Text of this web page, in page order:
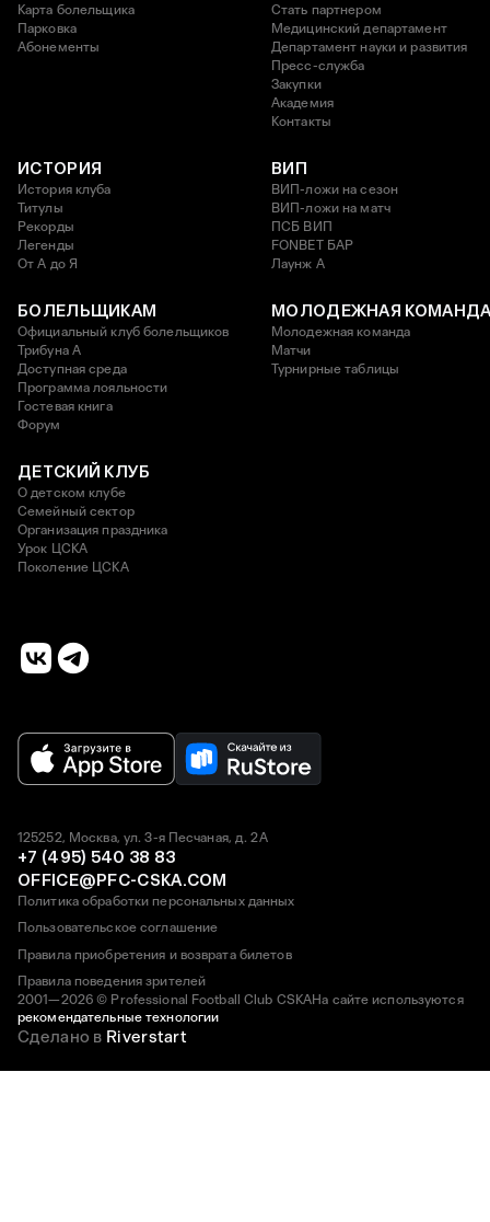
Карта болельщика
Парковка
Абонементы
Стать партнером
Медицинский департамент
Департамент науки и развития
Пресс-служба
Закупки
Академия
Контакты
ИСТОРИЯ
История клуба
Титулы
Рекорды
Легенды
От А до Я
ВИП
ВИП-ложи на сезон
ВИП-ложи на матч
ПСБ ВИП
FONBET БАР
Лаунж A
БОЛЕЛЬЩИКАМ
Официальный клуб болельщиков
Трибуна А
Доступная среда
Программа лояльности
Гостевая книга
Форум
МОЛОДЕЖНАЯ
Молодежная команда
Матчи
Турнирные таблицы
ДЕТСКИЙ КЛУБ
О детском клубе
Семейный сектор
Организация праздника
Урок ЦСКА
Поколение ЦСКА
2001—2026 © Professional Football Club CSKAНа сайте используются
рекомендательные технологии
125252, Москва, ул. 3-я Песчаная, д. 2А
+7 (495) 540 38 83
OFFICE@PFC-CSKA.COM
Политика обработки персональных данных
Пользовательское соглашение
Правила приобретения и возврата билетов
Правила поведения зрителей
Сделано в Riverstart